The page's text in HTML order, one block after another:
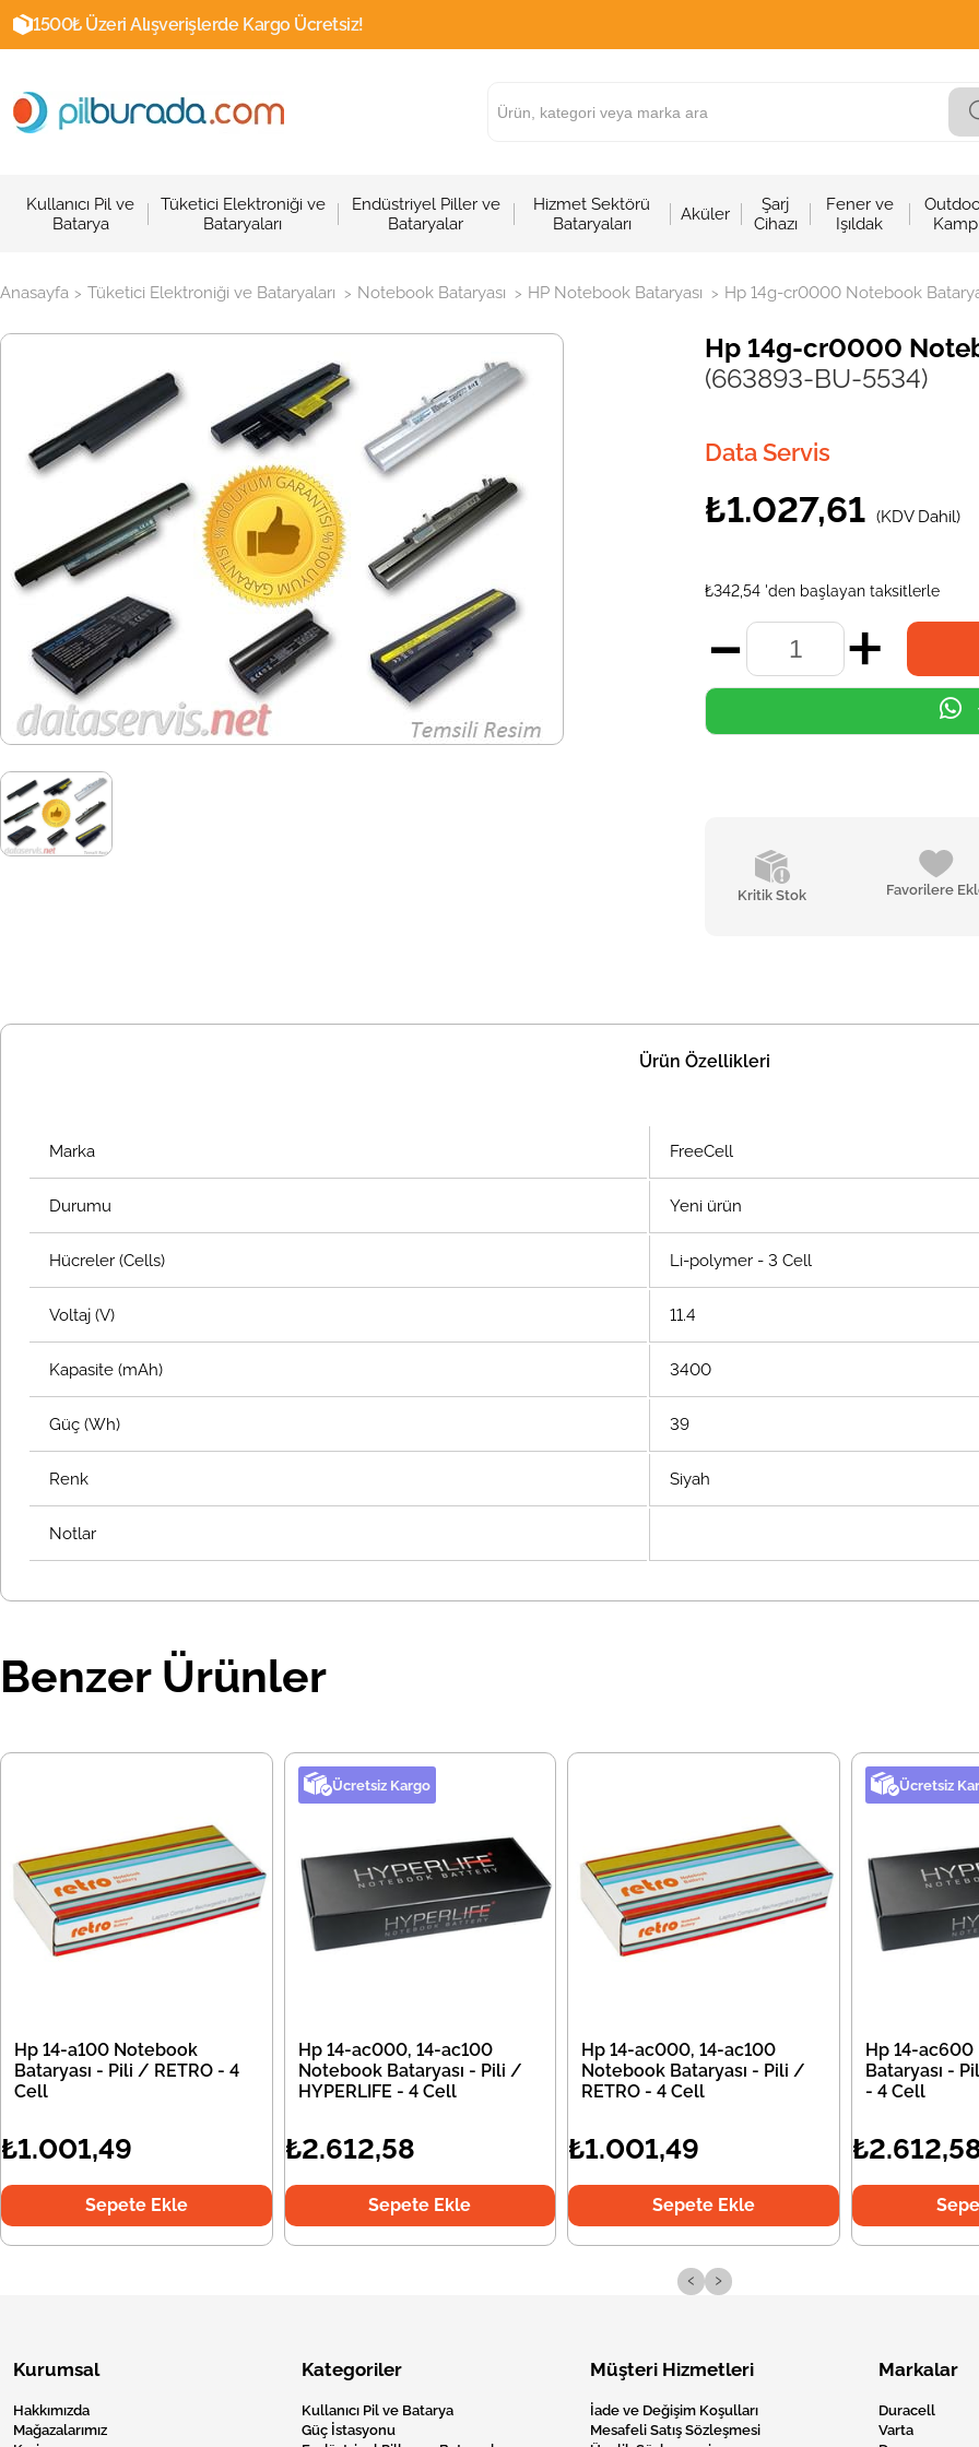
1500₺ Üzeri Alışverişlerde Kargo Ücretsiz!
Kullanıcı Pil ve
Batarya
Tüketici Elektroniği ve
Bataryaları
Endüstriyel Piller ve
Bataryalar
Hizmet Sektörü
Bataryaları
Aküler
Şarj
Cihazı
Fener ve
Işıldak
Kamp
Anasayfa > Tüketici Elektroniği ve Bataryaları > Notebook Bataryası > HP Notebook Bataryası > Hp 14g-cr0000 Notebook
Hp 14g-cr0000
(663893-BU-5534)
Data Servis
₺1.027,61 (KDV Dahil)
₺342,54 'den başlayan taksitlerle
Kritik Stok Favorilere
Ürün Özellikleri
Marka FreeCell
Durumu Yeni ürün
Hücreler (Cells) Li-polymer - 3 Cell
Voltaj (V) 11.4
Kapasite (mAh) 3400
Güç (Wh) 39
Renk Siyah
Notlar
Benzer Ürünler
Hp 14-a100 Notebook
Bataryası - Pili / RETRO - 4
Cell
₺1.001,49
Sepete Ekle
Ücretsiz Kargo
Hp 14-ac000, 14-ac100
Notebook Bataryası - Pili /
HYPERLIFE - 4 Cell
₺2.612,58
Sepete Ekle
Hp 14-ac000, 14-ac100
Notebook Bataryası - Pili /
RETRO - 4 Cell
₺1.001,49
Sepete Ekle
Ücretsiz
Hp 14-
Bataryası -
- 4 Cell
‹ ›
Kurumsal
Hakkımızda
Mağazalarımız
Kategoriler
Kullanıcı Pil ve Batarya
Güç İstasyonu
Müşteri Hizmetleri
İade ve Değişim Koşulları
Mesafeli Satış Sözleşmesi
Markalar
Duracell
Varta